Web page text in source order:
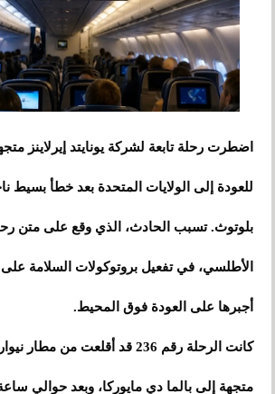
اضطرت رحلة تابعة لشركة يونايتد إيرلاينز
للعودة إلى الولايات المتحدة بعد خطأ بسيط
بلوتوث. تسبب الحادث، الذي وقع على متن
الأطلسي، في تفعيل بروتوكولات السلامة
أجبرها على العودة فوق المحيط.
كانت الرحلة رقم 236 قد أقلعت من
متجهة إلى بالما دي مايوركا، وبعد حوالي